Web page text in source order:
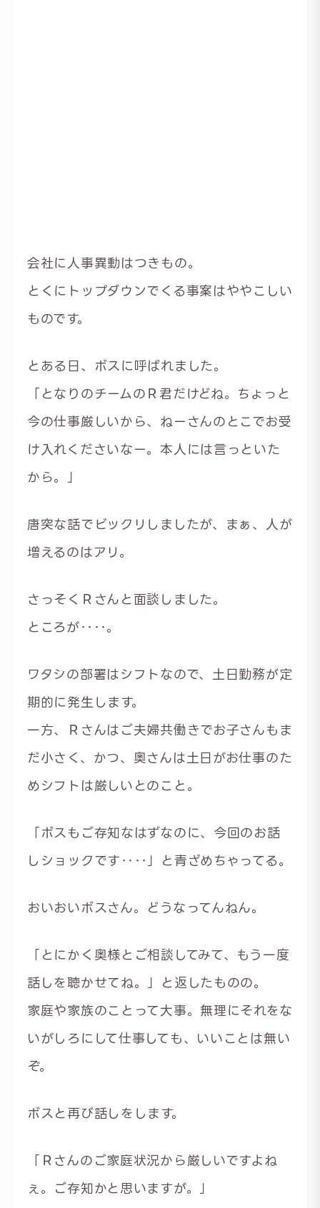
会社に人事異動はつきもの。
とくにトップダウンでくる事案はややこしい
ものです。
とある日、ボスに呼ばれました。
「となりのチームのＲ君だけどね。ちょっと
今の仕事厳しいから、ねーさんのとこでお受
け入れくださいなー。本人には言っといた
から。」
唐突な話でビックリしましたが、まぁ、人が
増えるのはアリ。
さっそくＲさんと面談しました。
ところが‥‥。
ワタシの部署はシフトなので、土日勤務が定
期的に発生します。
一方、Ｒさんはご夫婦共働きでお子さんもま
だ小さく、かつ、奥さんは土日がお仕事のた
めシフトは厳しいとのこと。
「ボスもご存知なはずなのに、今回のお話
しショックです‥‥」と青ざめちゃってる。
おいおいボスさん。どうなってんねん。
「とにかく奥様とご相談してみて、もう一度
話しを聴かせてね。」と返したものの。
家庭や家族のことって大事。無理にそれをな
いがしろにして仕事しても、いいことは無い
ぞ。
ボスと再び話しをします。
「Ｒさんのご家庭状況から厳しいですよね
ぇ。ご存知かと思いますが。」